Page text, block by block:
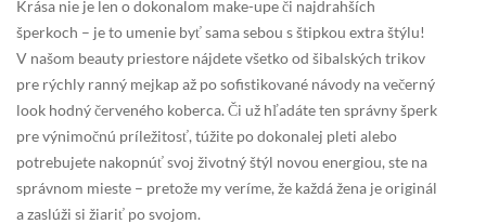
Krása nie je len o dokonalom make-upe či najdrahších
šperkoch – je to umenie byť sama sebou s štipkou extra štýlu!
V našom beauty priestore nájdete všetko od šibalských trikov
pre rýchly ranný mejkap až po sofistikované návody na večerný
look hodný červeného koberca. Či už hľadáte ten správny šperk
pre výnimočnú príležitosť, túžite po dokonalej pleti alebo
potrebujete nakopnúť svoj životný štýl novou energiou, ste na
správnom mieste – pretože my veríme, že každá žena je originál
a zaslúži si žiariť po svojom.